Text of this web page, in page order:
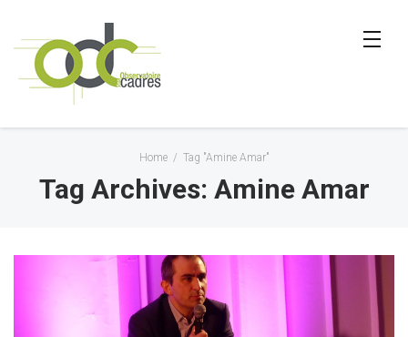
Home / Tag "Amine Amar"
Tag Archives: Amine Amar